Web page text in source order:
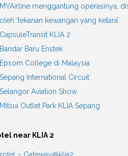
MYAirline menggantung operasinya,
oleh ‘tekanan kewangan yang ketara’.
CapsuleTransit KLIA 2
Bandar Baru Enstek
Epsom College di Malaysia
Sepang International Circuit
Selangor Aviation Show
Mitsui Outlet Park KLIA Sepang
near KLIA 2